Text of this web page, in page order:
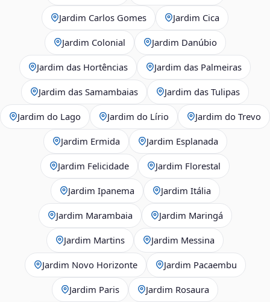
Jardim Carlos Gomes Jardim Cica
Jardim Colonial Jardim Danúbio
Jardim das Hortências Jardim das Palmeiras
Jardim das Samambaias Jardim das Tulipas
Jardim do Lago Jardim do Lírio Jardim do Trevo
Jardim Ermida Jardim Esplanada
Jardim Felicidade Jardim Florestal
Jardim Ipanema Jardim Itália
Jardim Marambaia Jardim Maringá
Jardim Martins Jardim Messina
Jardim Novo Horizonte Jardim Pacaembu
Jardim Paris Jardim Rosaura